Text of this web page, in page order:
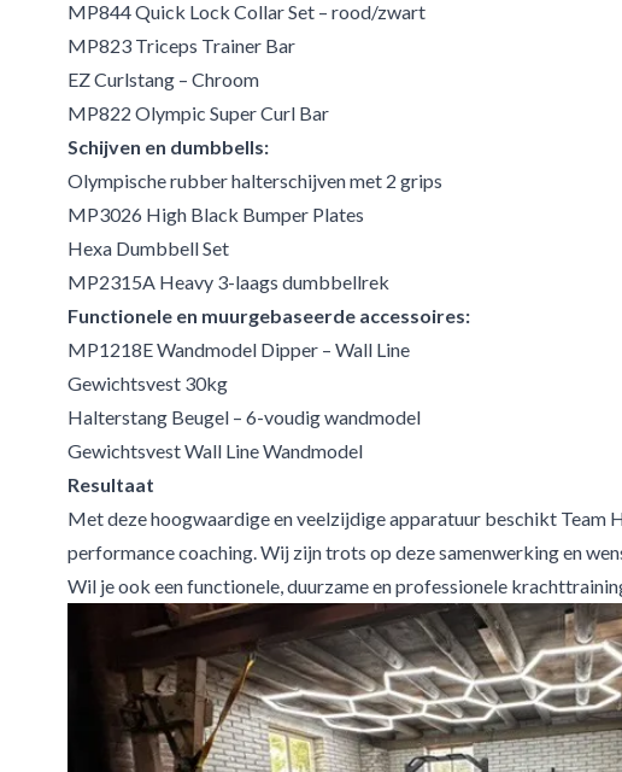
MP844 Quick Lock Collar Set – rood/zwart
MP823 Triceps Trainer Bar
EZ Curlstang – Chroom
MP822 Olympic Super Curl Bar
Schijven en dumbbells:
Olympische rubber halterschijven met 2 grips
MP3026 High Black Bumper Plates
Hexa Dumbbell Set
MP2315A Heavy 3-laags dumbbellrek
Functionele en muurgebaseerde accessoires:
MP1218E Wandmodel Dipper – Wall Line
Gewichtsvest 30kg
Halterstang Beugel – 6-voudig wandmodel
Gewichtsvest Wall Line Wandmodel
Resultaat
Met deze hoogwaardige en veelzijdige apparatuur beschikt Team
performance coaching. Wij zijn trots op deze samenwerking en
Wil je ook een functionele, duurzame en professionele